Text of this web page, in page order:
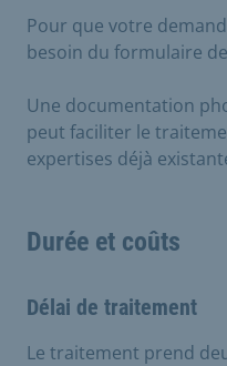
Pour que votre
besoin du formulaire
Une documentation
peut faciliter le
expertises déjà
Durée et coûts
Délai de traitement
Le traitement prend